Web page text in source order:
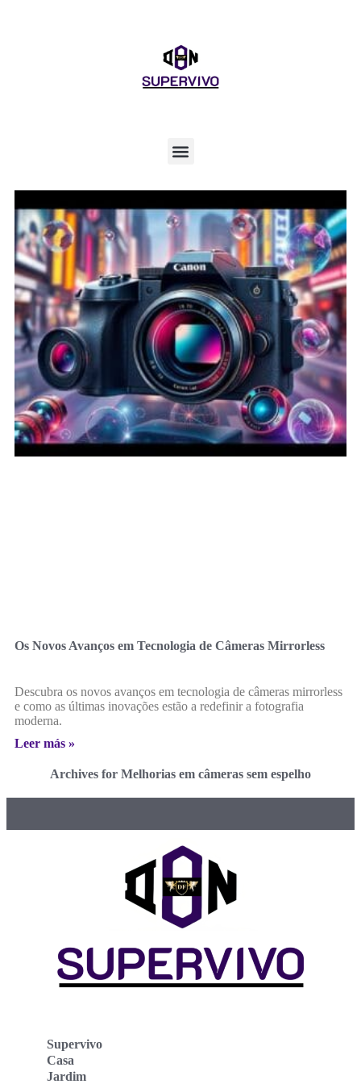
Os Novos Avanços em Tecnologia de Câmeras Mirrorless
Descubra os novos avanços em tecnologia de câmeras mirrorless
e como as últimas inovações estão a redefinir a fotografia
moderna.
Leer más »
Archives for Melhorias em câmeras sem espelho
Supervivo
Casa
Jardim